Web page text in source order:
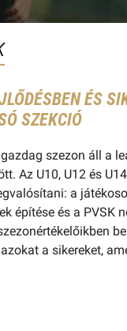
ÉS
SZEKCIÓ
szezon áll a
Az U10, U12 és
a
építése és a PVSK
a sikereket,